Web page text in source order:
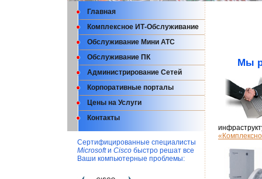
Главная
Комплексное ИТ-Обслуживание
Обслуживание Мини АТС
Обслуживание ПК
Администрирование Сетей
Корпоративные порталы
Цены на Услуги
Контакты
Сертифицированные специалисты
Microsoftи Cisco быстро решат все
Ваши компьютерные проблемы:
Мы